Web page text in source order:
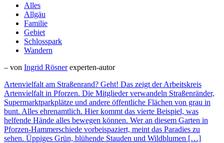
Alles
Allgäu
Familie
Gebiet
Schlosspark
Wandern
– von Ingrid Rösner experten-autor
Artenvielfalt am Straßenrand? Geht! Das zeigt der Arbeitskreis
Artenvielfalt in Pforzen. Die Mitglieder verwandeln Straßenränder,
Supermarktparkplätze und andere öffentliche Flächen von grau in
bunt. Alles ehrenamtlich. Hier kommt das vierte Beispiel, was
helfende Hände alles bewegen können. Wer an diesem Garten in
Pforzen-Hammerschiede vorbeispaziert, meint das Paradies zu
sehen. Üppiges Grün, blühende Stauden und Wildblumen […]